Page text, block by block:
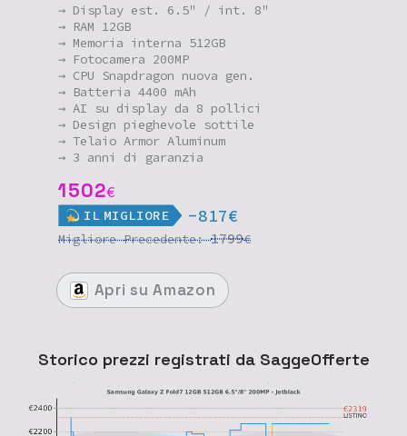
→ Display est. 6.5" / int. 8"
→ RAM 12GB
→ Memoria interna 512GB
→ Fotocamera 200MP
→ CPU Snapdragon nuova gen.
→ Batteria 4400 mAh
→ AI su display da 8 pollici
→ Design pieghevole sottile
→ Telaio Armor Aluminum
→ 3 anni di garanzia
1502€
IL MIGLIORE -817€
MigliorePrecedente:1799€
Apri su Amazon
Storico prezzi registrati da SaggeOfferte